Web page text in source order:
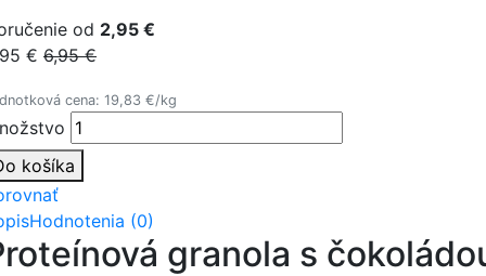
od 2,95 €
€ 6,95 €
cena: 19,83 €/kg
košíka
Hodnotenia (0)
granola s